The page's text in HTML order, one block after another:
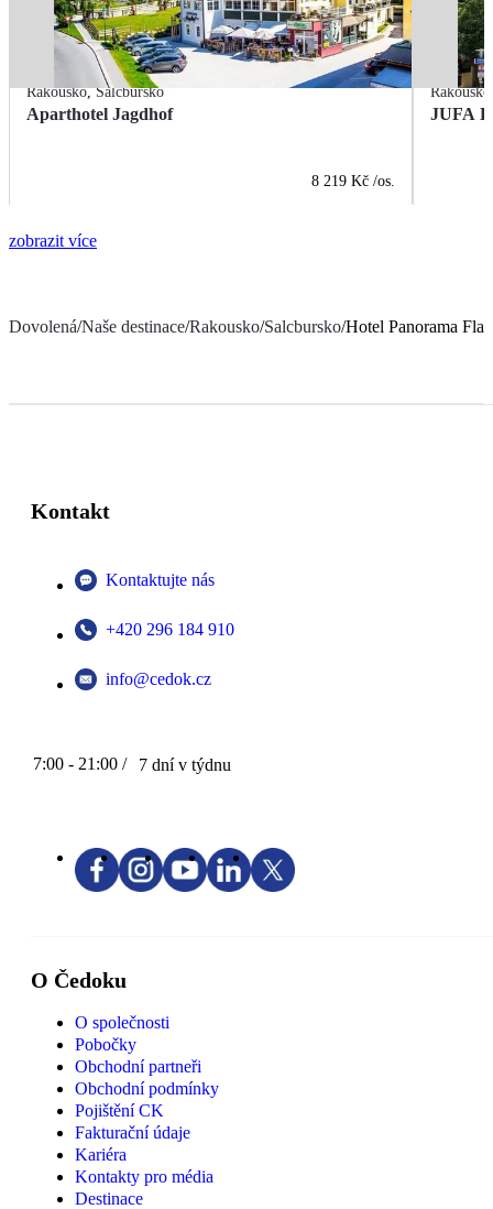
Rakousko,Salcbursko
Aparthotel Jagdhof
8 219 Kč /os.
Rakousko
JUFA
zobrazit více
Dovolená/Naše destinace/Rakousko/Salcbursko/Hotel Panorama
Kontakt
Kontaktujte nás
+420 296 184 910
info@cedok.cz
7:00 - 21:00 / 7 dní v týdnu
O Čedoku
O společnosti
Pobočky
Obchodní partneři
Obchodní podmínky
Pojištění CK
Fakturační údaje
Kariéra
Kontakty pro média
Destinace